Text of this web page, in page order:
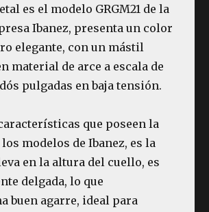
es el modelo GRGM21 de la
Ibanez, presenta un color
elegante, con un mástil
material de arce a escala de
pulgadas en baja tensión.
que poseen la
modelos de Ibanez, es la
en la altura del cuello, es
delgada, lo que
buen agarre, ideal para